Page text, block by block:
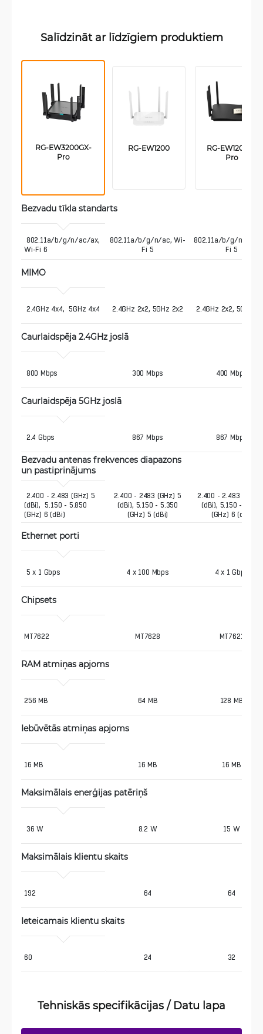
Salīdzināt ar līdzīgiem produktiem
RG-EW3200GX-
Pro
RG-EW1200
RG-EW1200G-
Pro
Bezvadu tīkla standarts
Wi-Fi 6
802.11a/b/g/n/ac, Wi-
Fi 5
802.11a/b/g/n/ac,
Fi 5
MIMO
2.4GHz 4x4,  5GHz 4x4 2.4GHz 2x2, 5GHz 2x2 2.4GHz 2x2, 5GHz
Caurlaidspēja 2.4GHz joslā
800 Mbps 300 Mbps 400 Mbps
Caurlaidspēja 5GHz joslā
2.4 Gbps 867 Mbps 867 Mbps
Bezvadu antenas frekvences diapazons
un pastiprinājums
(dBi),  5.150 - 5.850
(GHz) 6 (dBi)
2.400 - 2483 (GHz) 5
(dBi), 5.150 - 5.350
(GHz) 5 (dBi)
2.400 - 2.483 (GHz)
(dBi), 5.150 - 5.350
(GHz) 6 (dBi)
Ethernet porti
5 x 1 Gbps 4 x 100 Mbps 4 x 1 Gbps
Chipsets
MT7622 MT7628 MT7621
RAM atmiņas apjoms
256 MB 64 MB 128 MB
Iebūvētās atmiņas apjoms
16 MB 16 MB 16 MB
Maksimālais enerģijas patēriņš
36 W 8.2 W 15 W
Maksimālais klientu skaits
192 64 64
Ieteicamais klientu skaits
60 24 32
Tehniskās specifikācijas / Datu lapa